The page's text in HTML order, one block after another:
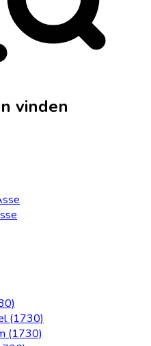
vinden
(1730)
(1730)